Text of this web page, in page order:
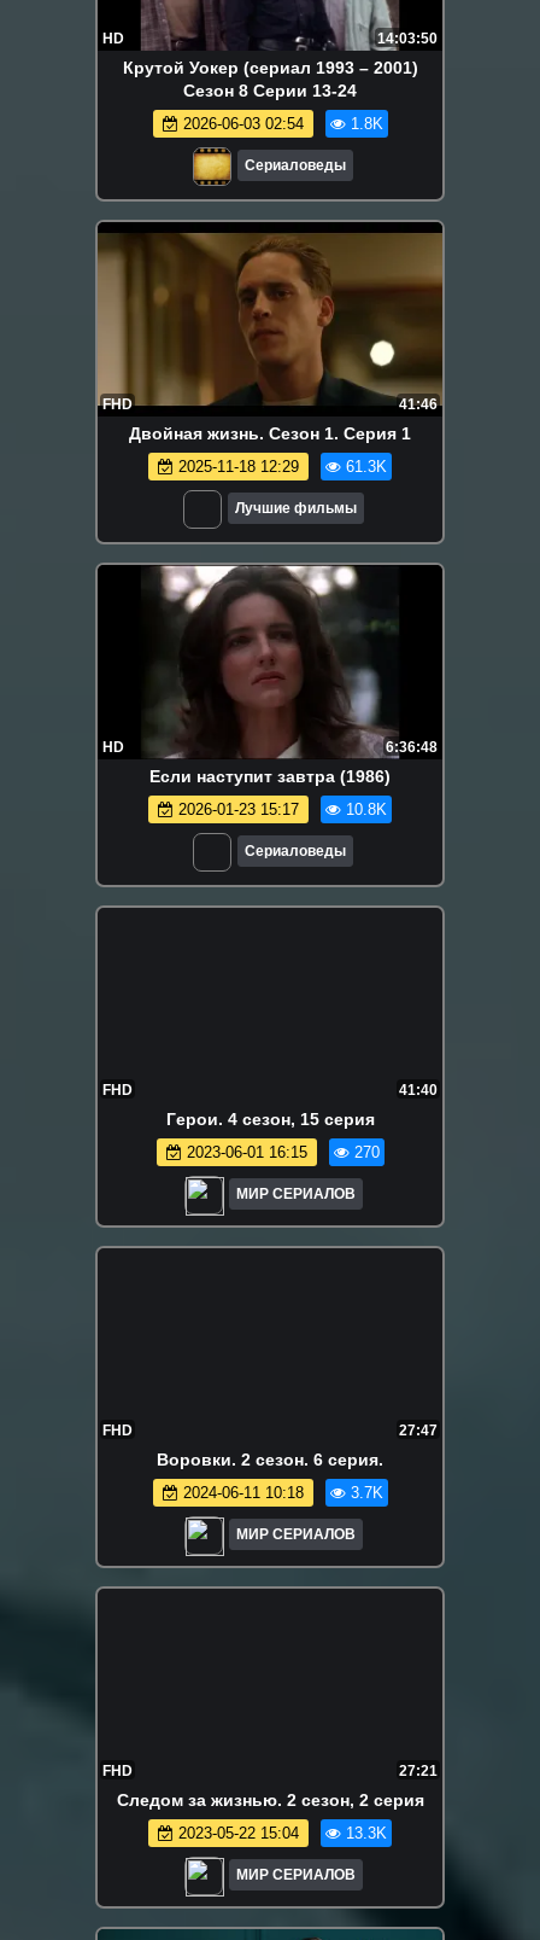
HD 14:03:50
Крутой Уокер (сериал 1993 – 2001)
Сезон 8 Серии 13-24
2026-06-03 02:54 1.8K
Сериаловеды
FHD 41:46
Двойная жизнь. Сезон 1. Серия 1
2025-11-18 12:29 61.3K
Лучшие фильмы
HD 6:36:48
Если наступит завтра (1986)
2026-01-23 15:17 10.8K
Сериаловеды
FHD 41:40
Гepoи. 4 сезон, 15 серия
2023-06-01 16:15 270
МИР СЕРИАЛОВ
FHD 27:47
Воровки. 2 сезон. 6 серия.
2024-06-11 10:18 3.7K
МИР СЕРИАЛОВ
FHD 27:21
Cледoм за жизнью. 2 сезон, 2 серия
2023-05-22 15:04 13.3K
МИР СЕРИАЛОВ